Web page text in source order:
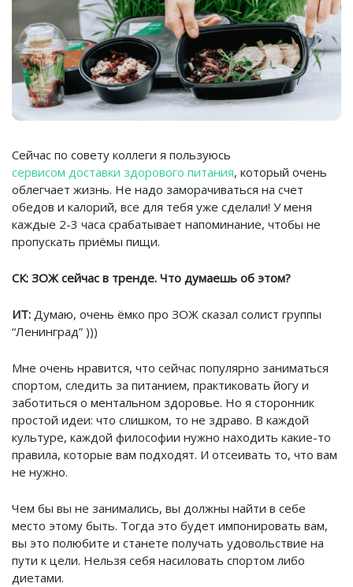
Сейчас по совету коллеги я пользуюсь
сервисом доставки здорового питания, который очень
облегчает жизнь. Не надо заморачиваться на счет
обедов и калорий, все для тебя уже сделали! У меня
каждые 2-3 часа срабатывает напоминание, чтобы не
пропускать приёмы пищи.
СК: ЗОЖ сейчас в тренде. Что думаешь об этом?
ИТ: Думаю, очень ёмко про ЗОЖ сказал солист группы
“Ленинград” )))
Мне очень нравится, что сейчас популярно заниматься
спортом, следить за питанием, практиковать йогу и
заботиться о ментальном здоровье. Но я сторонник
простой идеи: что слишком, то не здраво. В каждой
культуре, каждой философии нужно находить какие-то
правила, которые вам подходят. И отсеивать то, что вам
не нужно.
Чем бы вы не занимались, вы должны найти в себе
место этому быть. Тогда это будет импонировать вам,
вы это полюбите и станете получать удовольствие на
пути к цели. Нельзя себя насиловать спортом либо
диетами.